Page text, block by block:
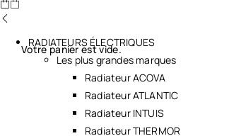
Votre panier est vide.
RADIATEURS ÉLECTRIQUES
Les plus grandes marques
Radiateur ACOVA
Radiateur ATLANTIC
Radiateur INTUIS
Radiateur THERMOR